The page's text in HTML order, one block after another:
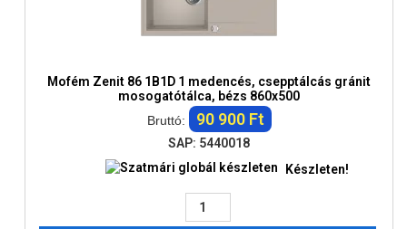
Mofém Zenit 86 1B1D 1 medencés, csepptálcás gránit
mosogatótálca, bézs 860x500
Bruttó:
90 900 Ft
SAP: 5440018
Készleten!